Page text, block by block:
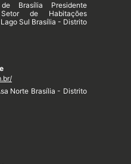
Brasília Presidente
de Habitações
Sul Brasília - Distrito
Norte Brasília - Distrito